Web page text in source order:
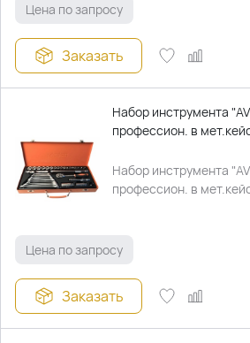
Цена по запросу
Заказать
Набор инструмента
профессион. в
Набор инструмента
профессион. в
Цена по запросу
Заказать